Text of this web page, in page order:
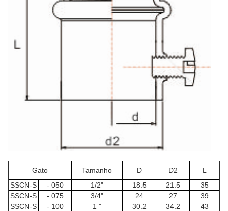
Gato Tamanho D D2
L
SSCN-S
- 050 1/2" 18.5 21.5
35
SSCN-S
- 075 3/4" 24 27
39
SSCN-S
- 100 1 " 30.2 34.2
43